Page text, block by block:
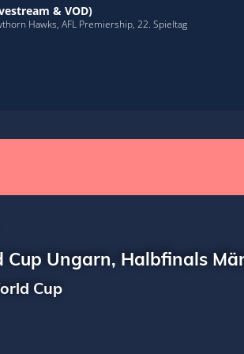
& VOD)
Hawks, AFL Premiership, 22. Spieltag
Cup Ungarn, Halbfinals
Cup